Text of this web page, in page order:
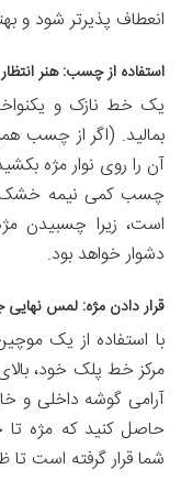
انعطاف پذیرتر شود و
استفاده از چسب: هنر
یک خط نازک و
بمالید. (اگر از چسب
چسب کمی نیمه خشک
است، زیرا
دشوار خواهد بود.
قرار دادن مژه: لمس نهایی
با استفاده از یک
مرکز خط پلک خود،
آرامی گوشه داخلی و
حاصل کنید که مژه
شما قرار گرفته است